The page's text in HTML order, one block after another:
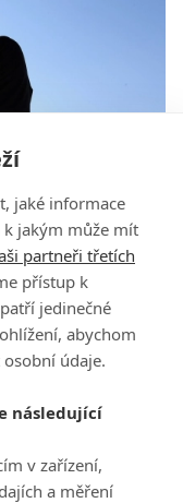
jaké informace
k jakým může mít
partneři třetích
přístup k
jedinečné
abychom
údaje.
následující
v zařízení,
a měření
účast
s.r.o.
Praha 4